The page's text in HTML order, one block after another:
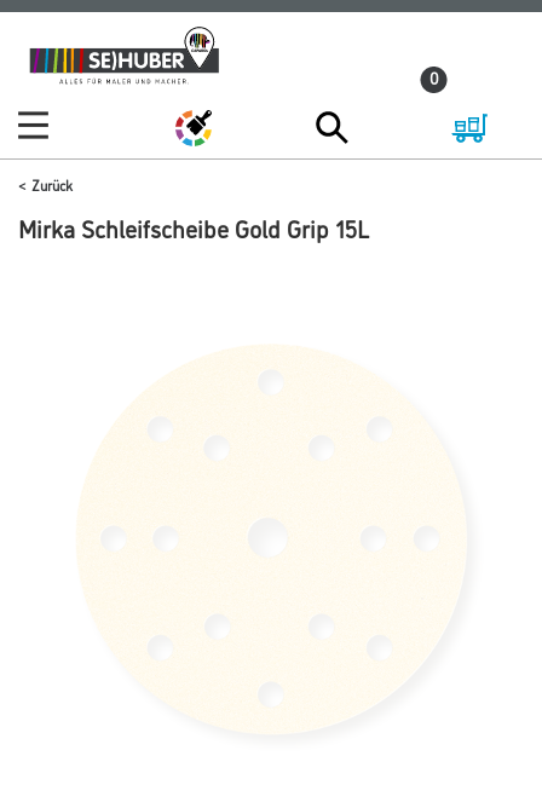
Zum
Inhalt
Zum
Navigationsmenü
0
Zurück
Mirka Schleifscheibe Gold Grip 15L